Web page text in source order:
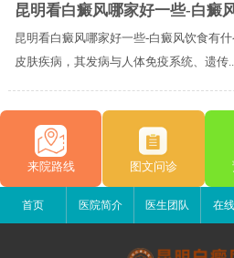
昆明看白癜风哪家好一些-白癜
昆明看白癜风哪家好一些-白癜风饮食有
皮肤疾病，其发病与人体免疫系统、遗传
来院路线 图文问诊
首页 医院简介 医生团队 在